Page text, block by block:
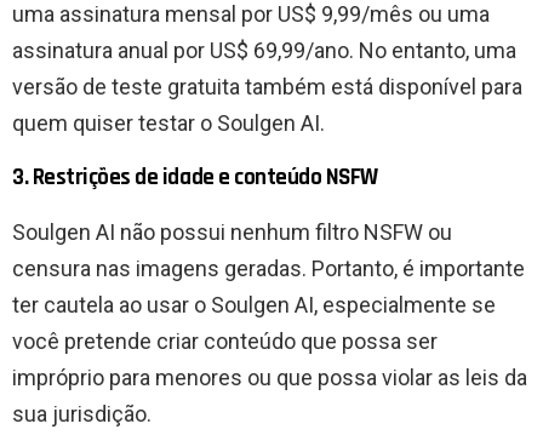
uma assinatura mensal por US$ 9,99/mês ou uma
assinatura anual por US$ 69,99/ano. No entanto, uma
versão de teste gratuita também está disponível para
quem quiser testar o Soulgen AI.
3. Restrições de idade e conteúdo NSFW
Soulgen AI não possui nenhum filtro NSFW ou
censura nas imagens geradas. Portanto, é importante
ter cautela ao usar o Soulgen AI, especialmente se
você pretende criar conteúdo que possa ser
impróprio para menores ou que possa violar as leis da
sua jurisdição.